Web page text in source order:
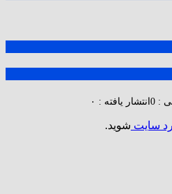
: 0 انتشار یافته : ۰
سایت شوید.